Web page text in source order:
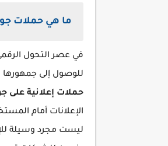
ما هي حملات
في عصر التحول
للوصول إلى جمهورها
حملات إعلانية على
الإعلانات أمام
ليست مجرد وسيلة